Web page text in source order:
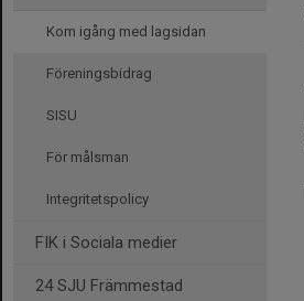
Kom igång med lagsidan
Föreningsbidrag
SISU
För målsman
Integritetspolicy
FIK i Sociala medier
24 SJU Främmestad